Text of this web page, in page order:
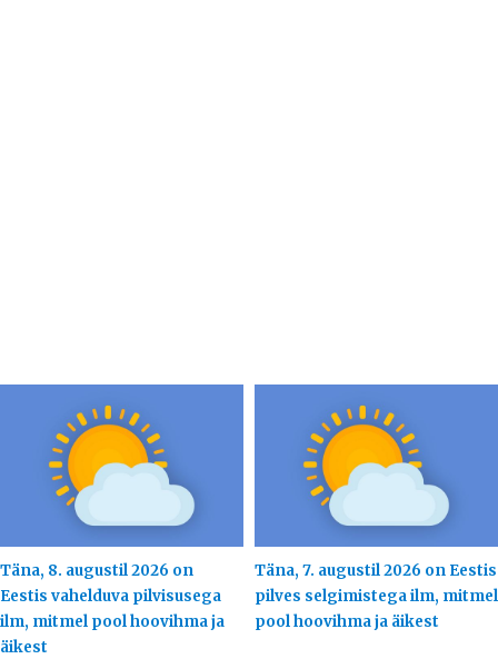
Täna, 8. augustil 2026 on
Eestis vahelduva pilvisusega
ilm, mitmel pool hoovihma ja
äikest
Täna, 7. augustil 2026 on Eestis
pilves selgimistega ilm, mitmel
pool hoovihma ja äikest